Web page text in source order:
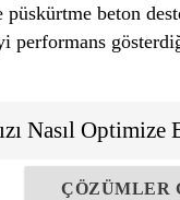
beton
performans
Nasıl
ÇÖZÜMLER